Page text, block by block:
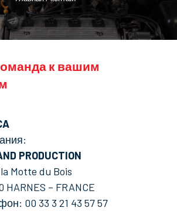
к вашим
PRODUCTION
Motte du Bois
HARNES – FRANCE
00 33 3 21 43 57 57